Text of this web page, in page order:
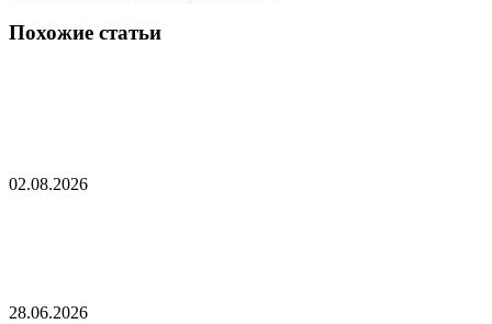
Похожие статьи
02.08.2026
28.06.2026